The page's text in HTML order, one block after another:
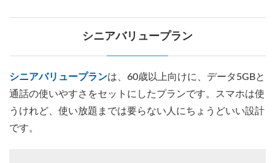
シニアバリュープラン
シニアバリュープランは、60歳以上向けに、データ5GBと
通話の使いやすさをセットにしたプランです。スマホは使
うけれど、使い放題までは要らない人にちょうどいい設計
です。